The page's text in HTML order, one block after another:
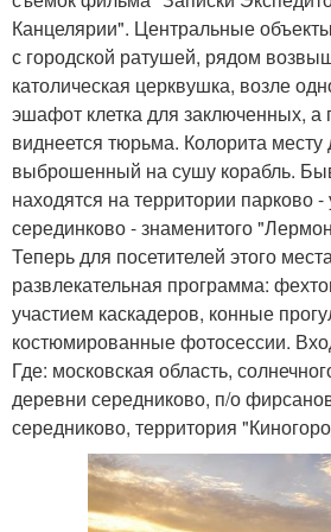
Канцелярии". Центральные
с городской ратушей, рядом
католическая церквушка, возле
эшафот клетка для заключенных, а
виднеется тюрьма. Колорита месту
выброшенный на сушу корабль.
находятся на территории парково
серединково - знаменитого
Теперь для посетителей этого
развлекательная программа:
участием каскадеров, конные
костюмированные фотосессии.
Где: московская область,
деревни середниково, п/о
середниково, территория